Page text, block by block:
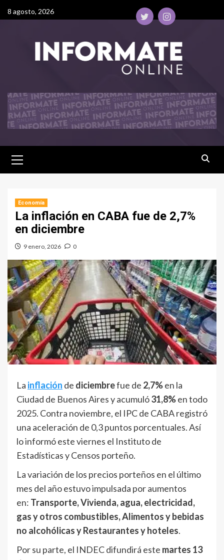
8 agosto, 2026
Economía
La inflación en CABA fue de 2,7%
en diciembre
9 enero, 2026 0
La inflación de diciembrefue de 2,7%en la
Ciudad de Buenos Aires y acumuló31,8%en todo
2025. Contra noviembre, el IPC de CABA registró
una aceleración de 0,3 puntos porcentuales. Así
lo informó este viernes el Instituto de
Estadísticas y Censos porteño.
La variación de los precios porteños en el último
mes del año estuvo impulsada por aumentos
en: Transporte, Vivienda, agua, electricidad,
gas y otros combustibles, Alimentos y bebidas
no alcohólicas y Restaurantes y hoteles.
Por su parte, el INDEC difundirá este martes 13